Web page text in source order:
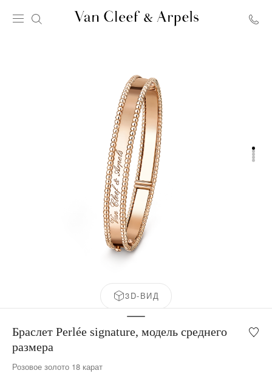
Cleef
&
Arpels
3D-ВИД
Браслет Perlée signature, модель среднего
размера
Розовое золото 18 карат
Мой